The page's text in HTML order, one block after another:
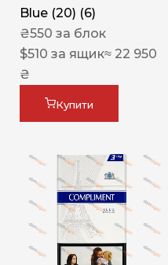
Blue (20) (6)
₴550 за блок
$510 за ящик≈ 22 950
₴
Купити